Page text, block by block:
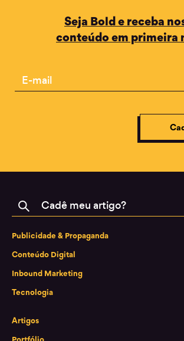
Seja Bold e receba
conteúdo em primeira
Email
Buscar
Publicidade & Propaganda
Conteúdo Digital
Inbound Marketing
Tecnologia
Artigos